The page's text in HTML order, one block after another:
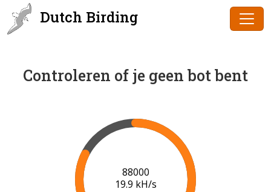
Dutch Birding
Controleren of je geen bot bent
90000
20.0 kH/s